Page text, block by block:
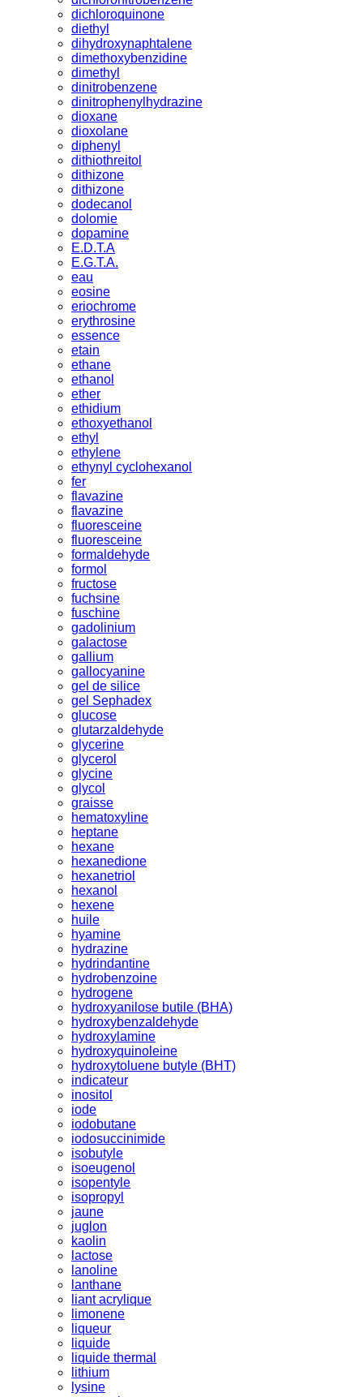
dichloroquinone
diethyl
dihydroxynaphtalene
dimethoxybenzidine
dimethyl
dinitrobenzene
dinitrophenylhydrazine
dioxane
dioxolane
diphenyl
dithiothreitol
dithizone
dithizone
dodecanol
dolomie
dopamine
E.D.T.A
E.G.T.A.
eau
eosine
eriochrome
erythrosine
essence
etain
ethane
ethanol
ether
ethidium
ethoxyethanol
ethyl
ethylene
ethynyl cyclohexanol
fer
flavazine
flavazine
fluoresceine
fluoresceine
formaldehyde
formol
fructose
fuchsine
fuschine
gadolinium
galactose
gallium
gallocyanine
gel de silice
gel Sephadex
glucose
glutarzaldehyde
glycerine
glycerol
glycine
glycol
graisse
hematoxyline
heptane
hexane
hexanedione
hexanetriol
hexanol
hexene
huile
hyamine
hydrazine
hydrindantine
hydrobenzoine
hydrogene
hydroxyanilose butile (BHA)
hydroxybenzaldehyde
hydroxylamine
hydroxyquinoleine
hydroxytoluene butyle (BHT)
indicateur
inositol
iode
iodobutane
iodosuccinimide
isobutyle
isoeugenol
isopentyle
isopropyl
jaune
juglon
kaolin
lactose
lanoline
lanthane
liant acrylique
limonene
liqueur
liquide
liquide thermal
lithium
lysine